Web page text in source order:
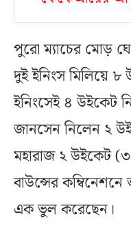
পুরো ম্যাচের মোড়
দুই ইনিংস মিলিয়ে ৮
ইনিংসেই ৪ উইকেট
জানসেন নিলেন ২
মহারাজ ২ উইকেট
বাউন্সের
এক ভুল করেছেন।